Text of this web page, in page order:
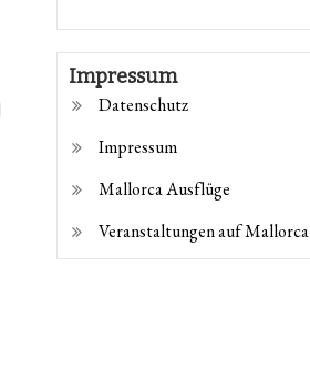
Impressum
Datenschutz
Impressum
Mallorca Ausflüge
Veranstaltungen auf Mallorca